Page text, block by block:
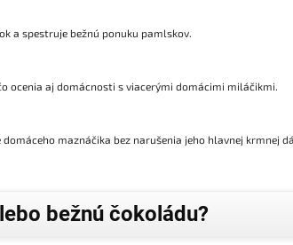
a spestruje bežnú ponuku pamlskov.
ocenia aj domácnosti s viacerými domácimi miláčikmi.
maznáčika bez narušenia jeho hlavnej krmnej
bežnú čokoládu?